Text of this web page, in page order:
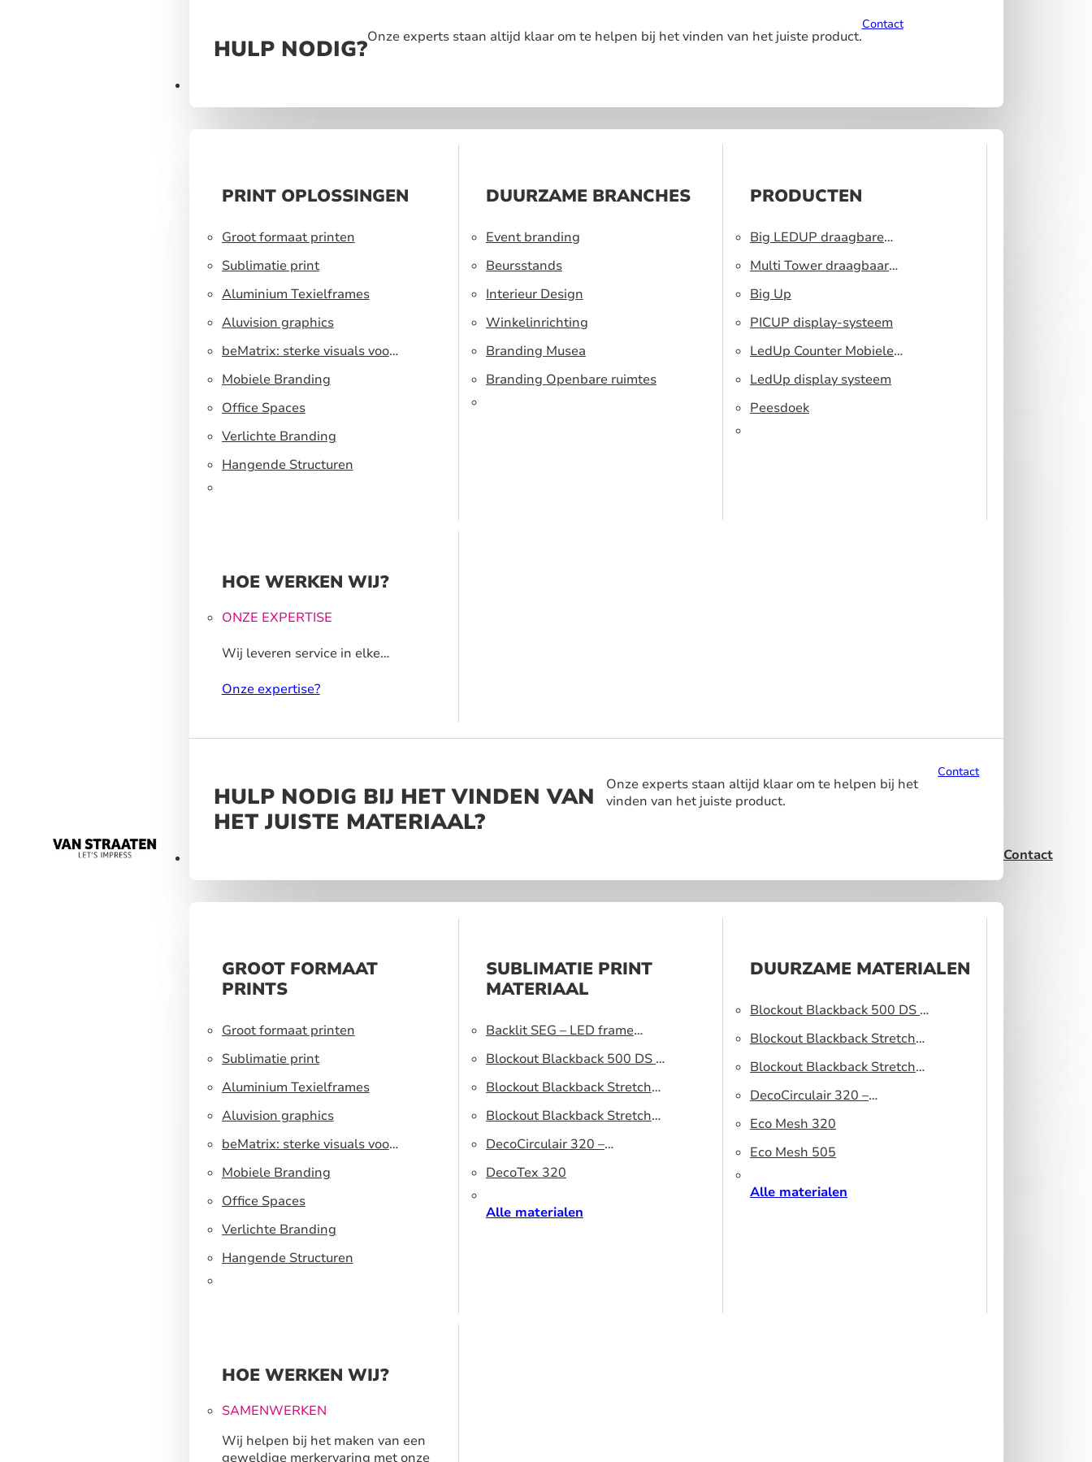
HULP NODIG?Onze experts staan altijd klaar om te helpen bij het vinden van het juiste product.
Contact
PRINT OPLOSSINGEN
Groot formaat printen
Sublimatie print
Aluminium Texielframes
Aluvision graphics
beMatrix: sterke visuals voor
een flexibel
standbouwsysteem
Mobiele Branding
Office Spaces
Verlichte Branding
Hangende Structuren
DUURZAME BRANCHES
Event branding
Beursstands
Interieur Design
Winkelinrichting
Branding Musea
Branding Openbare ruimtes
PRODUCTEN
Big LEDUP draagbare
lichtbak
Multi Tower draagbaar
display systeem
Big Up
PICUP display-systeem
LedUp Counter Mobiele
Toonbank
LedUp display systeem
Peesdoek
HOE WERKEN WIJ?
ONZE EXPERTISE
Wij leveren service in elke
stap van ons
Onze expertise?
HULP NODIG BIJ HET VINDEN VAN
HET JUISTE MATERIAAL?
Onze experts staan altijd klaar om te helpen bij het
vinden van het juiste product.
Contact
GROOT FORMAAT
PRINTS
Groot formaat printen
Sublimatie print
Aluminium Texielframes
Aluvision graphics
beMatrix: sterke visuals voor
een flexibel
standbouwsysteem
Mobiele Branding
Office Spaces
Verlichte Branding
Hangende Structuren
SUBLIMATIE PRINT
MATERIAAL
Backlit SEG – LED frame
peesdoek
Blockout Blackback 500 DS –
Lichtblokkerend peesdoek
Blockout Blackback Stretch
320 DS – Lichtblokkerend
peesdoek
Blockout Blackback Stretch
500 DS – Lichtblokkerend
peesdoek
DecoCirculair 320 –
Gerecycled polyester
DecoTex 320
Alle materialen
DUURZAME MATERIALEN
Blockout Blackback 500 DS –
Lichtblokkerend peesdoek
Blockout Blackback Stretch
320 DS – Lichtblokkerend
peesdoek
Blockout Blackback Stretch
500 DS – Lichtblokkerend
peesdoek
DecoCirculair 320 –
Gerecycled polyester
Eco Mesh 320
Eco Mesh 505
Alle materialen
HOE WERKEN WIJ?
SAMENWERKEN
Wij helpen bij het maken van een
geweldige merkervaring met onze
Contact